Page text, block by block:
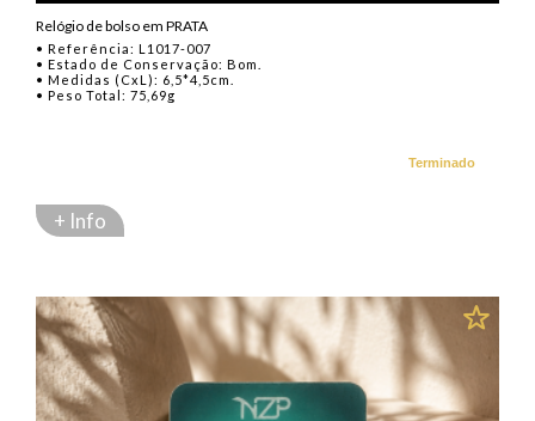
Relógio de bolso em PRATA
• Referência: L1017-007
• Estado de Conservação: Bom.
• Medidas (CxL): 6,5*4,5cm.
• Peso Total: 75,69g
Terminado
+ Info